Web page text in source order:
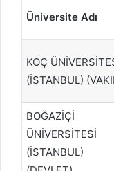
Üniversite Adı
KOÇ
(İSTANBUL)
BOĞAZİÇİ
ÜNİVERSİTESİ
(İSTANBUL)